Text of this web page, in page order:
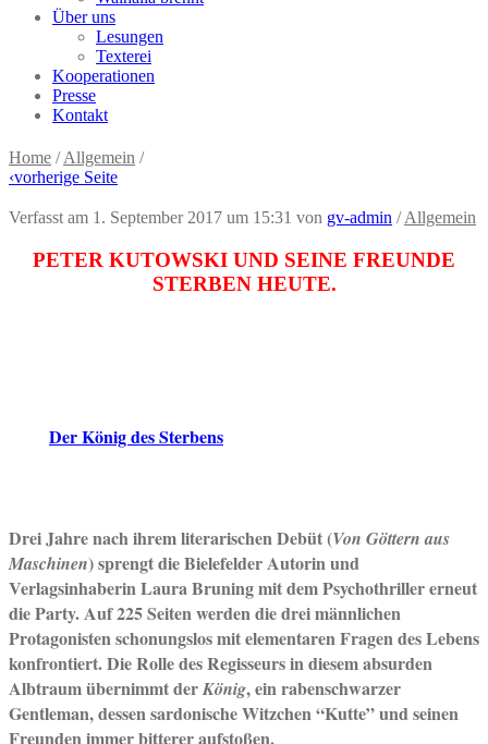
Über uns
Lesungen
Texterei
Kooperationen
Presse
Kontakt
Home /Allgemein /
‹vorherige Seite
Verfasst am 1. September 2017 um 15:31 von gv-admin /Allgemein
PETER KUTOWSKI UND SEINE FREUNDE
STERBEN HEUTE.
Der König des Sterbens
Drei Jahre nach ihrem literarischen Debüt (Von Göttern aus
Maschinen) sprengt dieBielefelder Autorin und
Verlagsinhaberin Laura Bruningmit dem Psychothriller erneut
die Party. Auf 225 Seiten werden die drei männlichen
Protagonisten schonungslos mit elementaren Fragen des Lebens
konfrontiert. Die Rolle des Regisseurs in diesem absurden
Albtraum übernimmt derKönig, ein rabenschwarzer
Gentleman, dessen sardonische Witzchen “Kutte” und seinen
Freunden immer bitterer aufstoßen.